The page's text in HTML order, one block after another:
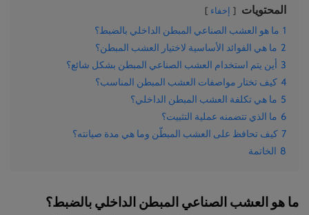
المحتويات إخفاء
1 ما هو العشب الصناعي المبطن الداخلي بالضبط؟
2 ما هي الفوائد الأساسية لاختيار العشب المبطن؟
3 أين يتم استخدام العشب الصناعي المبطن بشكل شائع؟
4 كيف تختار مواصفات العشب المبطن المناسب؟
5 ما هي تكلفة العشب المبطن الداخلي؟
6 ما الذي تتضمنه عملية التثبيت؟
7 كيف تحافظ على العشب المبطّن وما هي مدة صيانته؟
8 الخاتمة
ما هو العشب الصناعي المبطن الداخلي بالضبط؟